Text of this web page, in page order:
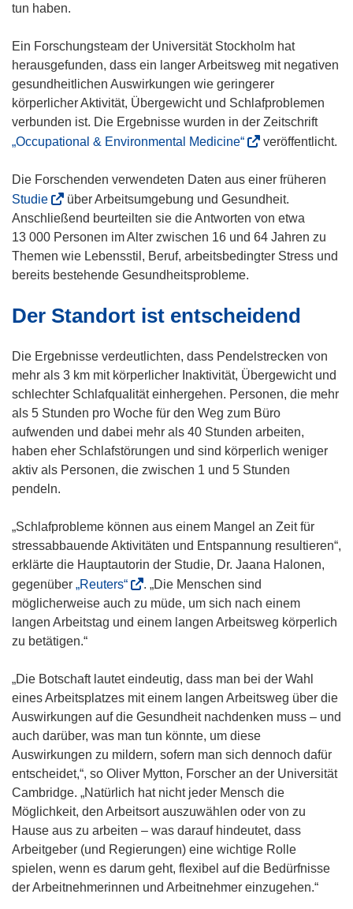
tun haben.
Ein Forschungsteam der Universität Stockholm hat
herausgefunden, dass ein langer Arbeitsweg mit negativen
gesundheitlichen Auswirkungen wie geringerer
körperlicher Aktivität, Übergewicht und Schlafproblemen
verbunden ist. Die Ergebnisse wurden in der Zeitschrift
„Occupational & Environmental Medicine“(
f
f
n
e
t
i
n
u
e
s
veröffentlicht.
Die Forschenden verwendeten Daten aus einer früheren
Studie(
ö
f
f
n
n
e
u
F
e
s
r
)
über Arbeitsumgebung und Gesundheit.
Anschließend beurteilten sie die Antworten von etwa
13 000 Personen im Alter zwischen 16 und 64 Jahren zu
Themen wie Lebensstil, Beruf, arbeitsbedingter Stress und
bereits bestehende Gesundheitsprobleme.
Der Standort ist entscheidend
Die Ergebnisse verdeutlichten, dass Pendelstrecken von
mehr als 3 km mit körperlicher Inaktivität, Übergewicht und
schlechter Schlafqualität einhergehen. Personen, die mehr
als 5 Stunden pro Woche für den Weg zum Büro
aufwenden und dabei mehr als 40 Stunden arbeiten,
haben eher Schlafstörungen und sind körperlich weniger
aktiv als Personen, die zwischen 1 und 5 Stunden
pendeln.
„Schlafprobleme können aus einem Mangel an Zeit für
stressabbauende Aktivitäten und Entspannung resultieren“,
erklärte die Hauptautorin der Studie, Dr. Jaana Halonen,
gegenüber „Reuters“(
ö
f
e
t
i
n
n
e
u
e
m
F
e
n
. „Die Menschen sind
möglicherweise auch zu müde, um sich nach einem
langen Arbeitstag und einem langen Arbeitsweg körperlich
zu betätigen.“
„Die Botschaft lautet eindeutig, dass man bei der Wahl
eines Arbeitsplatzes mit einem langen Arbeitsweg über die
Auswirkungen auf die Gesundheit nachdenken muss – und
auch darüber, was man tun könnte, um diese
Auswirkungen zu mildern, sofern man sich dennoch dafür
entscheidet,“, so Oliver Mytton, Forscher an der Universität
Cambridge. „Natürlich hat nicht jeder Mensch die
Möglichkeit, den Arbeitsort auszuwählen oder von zu
Hause aus zu arbeiten – was darauf hindeutet, dass
Arbeitgeber (und Regierungen) eine wichtige Rolle
spielen, wenn es darum geht, flexibel auf die Bedürfnisse
der Arbeitnehmerinnen und Arbeitnehmer einzugehen.“